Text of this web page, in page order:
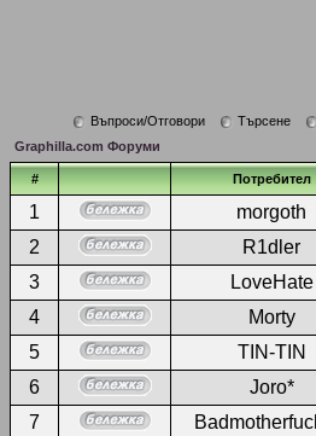
Въпроси/Отговори Търсене
Graphilla.com Форуми
# Потребител
1
morgoth
2
R1dler
3
LoveHate
4
Morty
5
TIN-TIN
6
Joro*
7